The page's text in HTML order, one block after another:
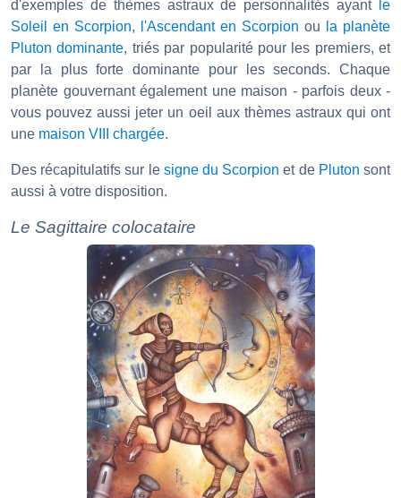
d'exemples de thèmes astraux de personnalités ayant
le
Soleil en Scorpion, l'Ascendant en Scorpion ou
la planète
Pluton dominante, triés par popularité pour les premiers, et
par la plus forte dominante pour les seconds. Chaque
planète gouvernant également une maison - parfois deux -
vous pouvez aussi jeter un oeil aux thèmes astraux qui ont
une maison VIII chargée.
Des récapitulatifs sur le signe du Scorpion et de Pluton sont
aussi à votre disposition.
Le Sagittaire colocataire